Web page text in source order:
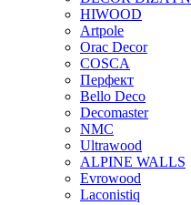
HIWOOD
Artpole
Orac Decor
COSCA
Перфект
Bello Deco
Decomaster
NMС
Ultrawood
ALPINE WALLS
Evrowood
Laconistiq